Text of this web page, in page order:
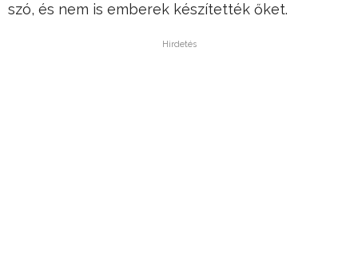
szó, és nem is emberek készítették őket.
Hirdetés